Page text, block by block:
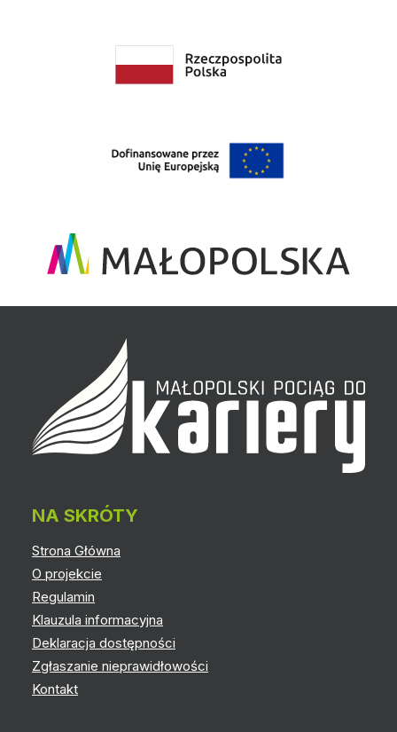
NA SKRÓTY
Strona Główna
O projekcie
Regulamin
Klauzula informacyjna
Deklaracja dostępności
Zgłaszanie nieprawidłowości
Kontakt